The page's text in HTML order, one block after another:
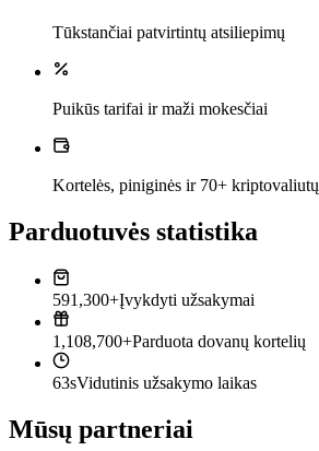
Tūkstančiai patvirtintų atsiliepimų
Puikūs tarifai ir maži mokesčiai
Kortelės, piniginės ir 70+ kriptovaliutų
Parduotuvės statistika
591,300+Įvykdyti užsakymai
1,108,700+Parduota dovanų kortelių
63sVidutinis užsakymo laikas
Mūsų partneriai